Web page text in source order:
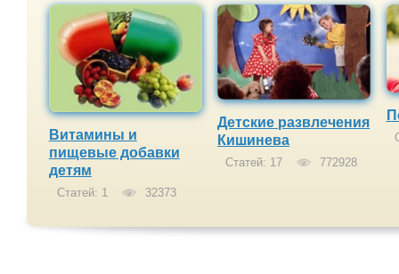
Витамины и
пищевые добавки
детям
Статей: 1 32373
Детские развлечения
Кишинева
Статей: 17 772928